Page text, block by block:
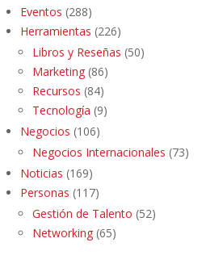
Eventos (288)
Herramientas (226)
Libros y Reseñas (50)
Marketing (86)
Recursos (84)
Tecnología (9)
Negocios (106)
Negocios Internacionales (73)
Noticias (169)
Personas (117)
Gestión de Talento (52)
Networking (65)